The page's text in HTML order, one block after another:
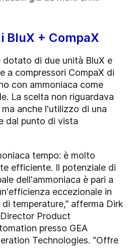
BluX + CompaX
dotato di due unità BluX e
a compressori CompaX di
con ammoniaca come
La scelta non riguardava
anche l'utilizzo di una
dal punto di vista
tempo: è molto
efficiente. Il potenziale di
dell'ammoniaca è pari a
eccezionale in
temperature,” afferma Dirk
Product
presso GEA
Technologies. “Offre